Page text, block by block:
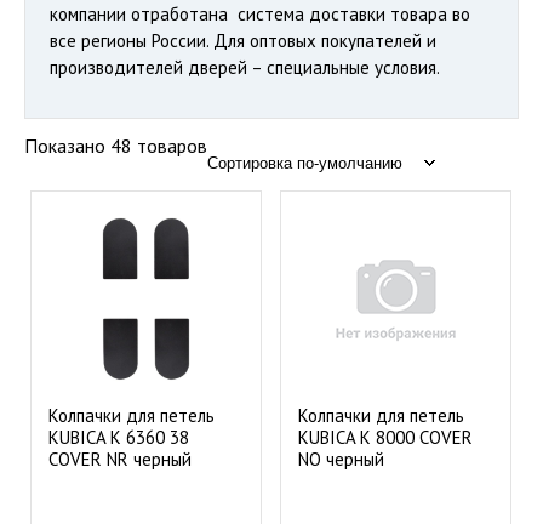
компании отработана система доставки товара во
все регионы России. Для оптовых покупателей и
производителей дверей – специальные условия.
Показано 48 товаров
Колпачки для петель
KUBICA К 6360 38
COVER NR черный
Колпачки для петель
KUBICA К 8000 COVER
NO черный